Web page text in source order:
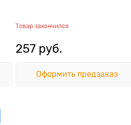
Товар закончился
257 руб.
Оформить предзаказ